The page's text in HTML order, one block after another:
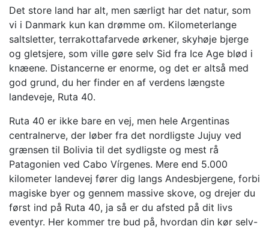
Det store land har alt, men særligt har det natur, som
vi i Danmark kun kan drømme om. Kilometerlange
saltsletter, terrakottafarvede ørkener, skyhøje bjerge
og gletsjere, som ville gøre selv Sid fra Ice Age blød i
knæene. Distancerne er enorme, og det er altså med
god grund, du her finder en af verdens længste
landeveje, Ruta 40.
Ruta 40 er ikke bare en vej, men hele Argentinas
centralnerve, der løber fra det nordligste Jujuy ved
grænsen til Bolivia til det sydligste og mest rå
Patagonien ved Cabo Vírgenes. Mere end 5.000
kilometer landevej fører dig langs Andesbjergene, forbi
magiske byer og gennem massive skove, og drejer du
først ind på Ruta 40, ja så er du afsted på dit livs
eventyr. Her kommer tre bud på, hvordan din kør selv-